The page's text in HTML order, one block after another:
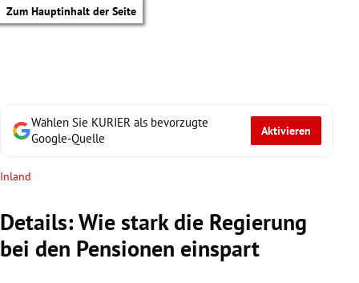
Zum Hauptinhalt der Seite
Wählen Sie KURIER als bevorzugte
Google-Quelle
Aktivieren
Inland
Details: Wie stark die Regierung
bei den Pensionen einspart